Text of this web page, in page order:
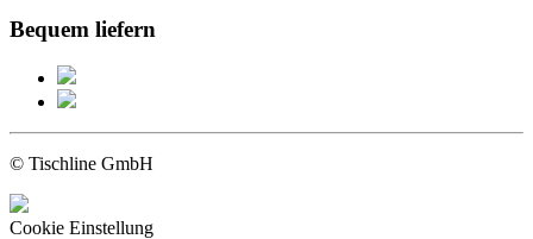
Bequem liefern
© Tischline GmbH
Cookie Einstellung